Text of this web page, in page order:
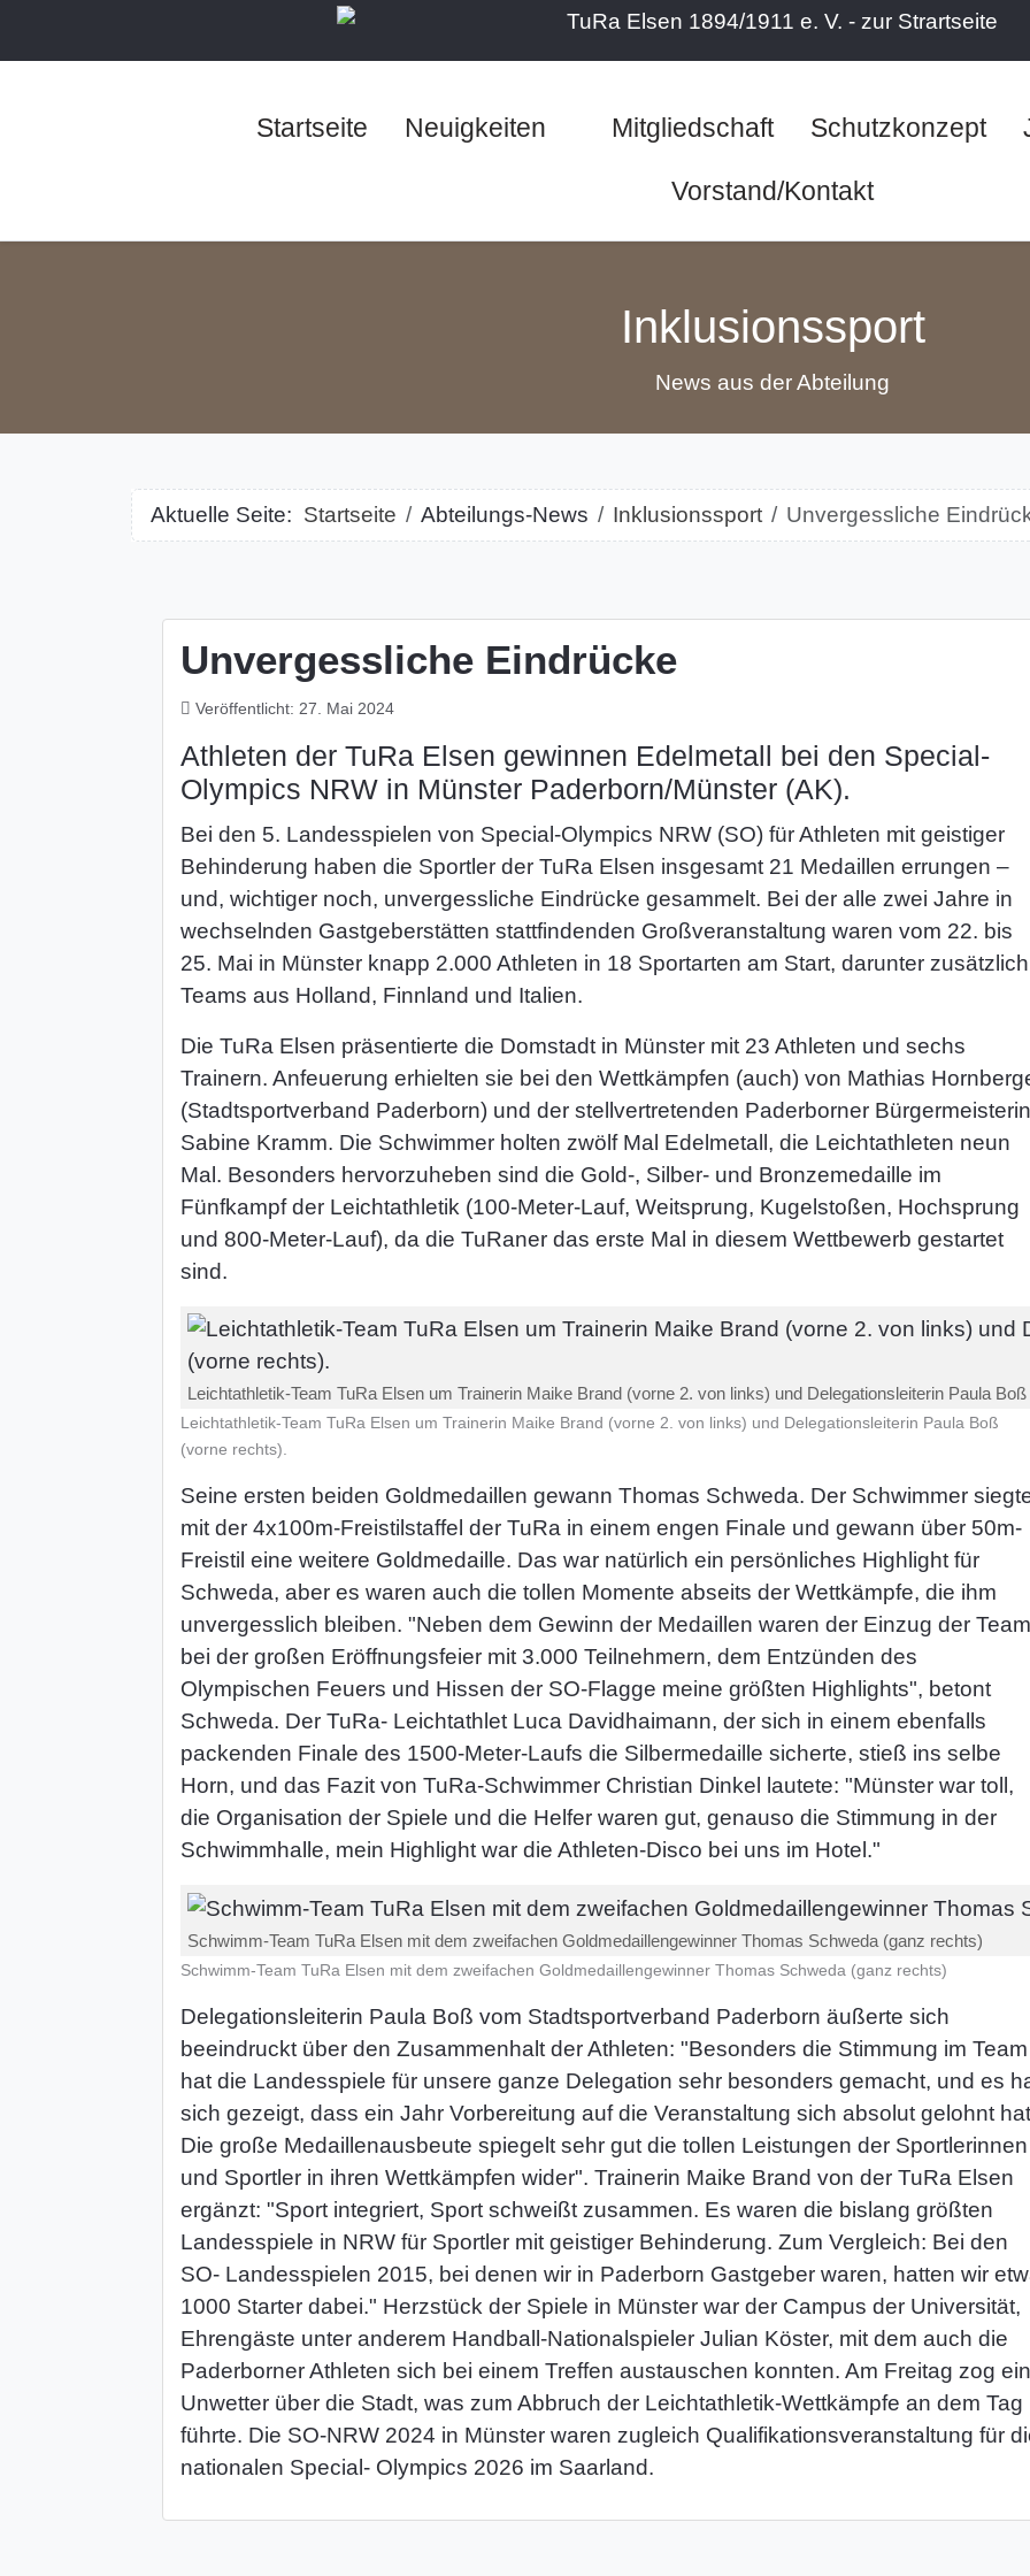
Startseite Neuigkeiten Mitgliedschaft Schutzkonzept
Vorstand/Kontakt
Inklusionssport
News aus der Abteilung
Aktuelle Seite: Startseite Abteilungs-News Inklusionssport Unvergessliche
Unvergessliche Eindrücke
Veröffentlicht: 27. Mai 2024
Athleten der TuRa Elsen gewinnen Edelmetall bei den Special-
Olympics NRW in Münster Paderborn/Münster (AK).
Bei den 5. Landesspielen von Special-Olympics NRW (SO) für Athleten mit geistiger
Behinderung haben die Sportler der TuRa Elsen insgesamt 21 Medaillen errungen –
und, wichtiger noch, unvergessliche Eindrücke gesammelt. Bei der alle zwei Jahre in
wechselnden Gastgeberstätten stattfindenden Großveranstaltung waren vom 22. bis
25. Mai in Münster knapp 2.000 Athleten in 18 Sportarten am Start, darunter zusätzlich
Teams aus Holland, Finnland und Italien.
Die TuRa Elsen präsentierte die Domstadt in Münster mit 23 Athleten und sechs
Trainern. Anfeuerung erhielten sie bei den Wettkämpfen (auch) von Mathias
(Stadtsportverband Paderborn) und der stellvertretenden Paderborner Bürgermeisterin
Sabine Kramm. Die Schwimmer holten zwölf Mal Edelmetall, die Leichtathleten neun
Mal. Besonders hervorzuheben sind die Gold-, Silber- und Bronzemedaille im
Fünfkampf der Leichtathletik (100-Meter-Lauf, Weitsprung, Kugelstoßen, Hochsprung
und 800-Meter-Lauf), da die TuRaner das erste Mal in diesem Wettbewerb gestartet
sind.
Leichtathletik-Team TuRa Elsen um Trainerin Maike Brand (vorne 2. von links) und Delegationsleiterin Paula
Leichtathletik-Team TuRa Elsen um Trainerin Maike Brand (vorne 2. von links) und Delegationsleiterin Paula Boß
(vorne rechts).
Seine ersten beiden Goldmedaillen gewann Thomas Schweda. Der Schwimmer
mit der 4x100m-Freistilstaffel der TuRa in einem engen Finale und gewann über 50m-
Freistil eine weitere Goldmedaille. Das war natürlich ein persönliches Highlight für
Schweda, aber es waren auch die tollen Momente abseits der Wettkämpfe, die ihm
unvergesslich bleiben. "Neben dem Gewinn der Medaillen waren der Einzug der
bei der großen Eröffnungsfeier mit 3.000 Teilnehmern, dem Entzünden des
Olympischen Feuers und Hissen der SO-Flagge meine größten Highlights", betont
Schweda. Der TuRa- Leichtathlet Luca Davidhaimann, der sich in einem ebenfalls
packenden Finale des 1500-Meter-Laufs die Silbermedaille sicherte, stieß ins selbe
Horn, und das Fazit von TuRa-Schwimmer Christian Dinkel lautete: "Münster war toll,
die Organisation der Spiele und die Helfer waren gut, genauso die Stimmung in der
Schwimmhalle, mein Highlight war die Athleten-Disco bei uns im Hotel."
Schwimm-Team TuRa Elsen mit dem zweifachen Goldmedaillengewinner Thomas Schweda (ganz rechts)
Schwimm-Team TuRa Elsen mit dem zweifachen Goldmedaillengewinner Thomas Schweda (ganz rechts)
Delegationsleiterin Paula Boß vom Stadtsportverband Paderborn äußerte sich
beeindruckt über den Zusammenhalt der Athleten: "Besonders die Stimmung im Team
hat die Landesspiele für unsere ganze Delegation sehr besonders gemacht, und es
sich gezeigt, dass ein Jahr Vorbereitung auf die Veranstaltung sich absolut gelohnt
Die große Medaillenausbeute spiegelt sehr gut die tollen Leistungen der Sportlerinnen
und Sportler in ihren Wettkämpfen wider". Trainerin Maike Brand von der TuRa Elsen
ergänzt: "Sport integriert, Sport schweißt zusammen. Es waren die bislang größten
Landesspiele in NRW für Sportler mit geistiger Behinderung. Zum Vergleich: Bei den
SO- Landesspielen 2015, bei denen wir in Paderborn Gastgeber waren, hatten wir
1000 Starter dabei." Herzstück der Spiele in Münster war der Campus der Universität,
Ehrengäste unter anderem Handball-Nationalspieler Julian Köster, mit dem auch die
Paderborner Athleten sich bei einem Treffen austauschen konnten. Am Freitag zog ein
Unwetter über die Stadt, was zum Abbruch der Leichtathletik-Wettkämpfe an dem Tag
führte. Die SO-NRW 2024 in Münster waren zugleich Qualifikationsveranstaltung für
nationalen Special- Olympics 2026 im Saarland.